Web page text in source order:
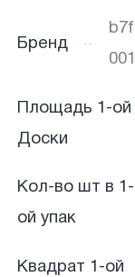
Бренд
Площадь 1-ой
Доски
Кол-во шт в 1-
ой упак
Квадрат 1-ой